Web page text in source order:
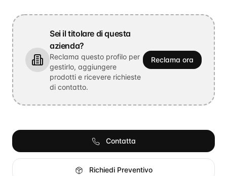
Sei il titolare di questa
azienda?
Reclama questo profilo per
gestirlo, aggiungere
prodotti e ricevere richieste
di contatto.
Reclama ora
Contatta
Richiedi Preventivo